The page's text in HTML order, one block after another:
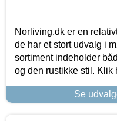
Norliving.dk er en
de har et stort udvalg i
sortiment indeholder
og den rustikke stil. Klik
Se